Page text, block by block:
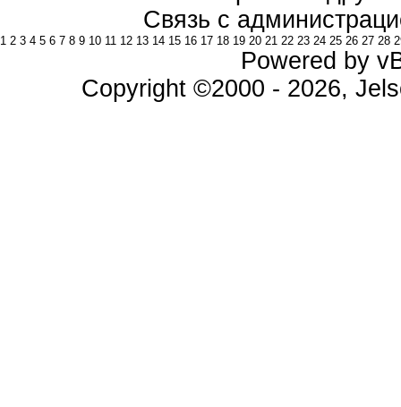
Связь с
1 2 3 4 5 6 7 8 9 10 11 12 13 14 15 16 17 18 19 20 21 22 23 24 25 26 27 28
Powered by
Copyright ©2000 - 2026,